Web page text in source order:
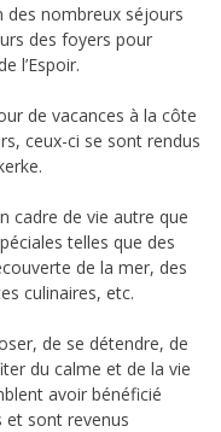
des nombreux séjours
des foyers pour
l’Espoir.
de vacances à la côte
ceux-ci se sont rendus
cadre de vie autre que
telles que des
de la mer, des
culinaires, etc.
de se détendre, de
du calme et de la vie
avoir bénéficié
et sont revenus